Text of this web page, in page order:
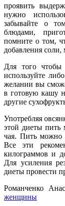
проявить
нужно
забывайте о
блюдами,
помните о том,
добавления соли,
Для того чтобы
используйте
желании вы
в готовую кашу
другие
Употребляя
этой диеты пить
чая. Пить
Все эти
килограммов и
Для усиления
диеты провести
Романченко
женщины